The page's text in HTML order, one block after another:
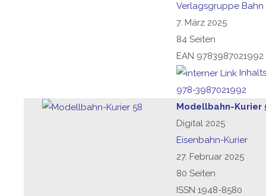
Verlagsgruppe Bahn
7. März 2025
84 Seiten
EAN 9783987021992
978-3987021992
Modellbahn-Kurier
Digital 2025
Eisenbahn-Kurier
27. Februar 2025
80 Seiten
ISSN 1948-8580